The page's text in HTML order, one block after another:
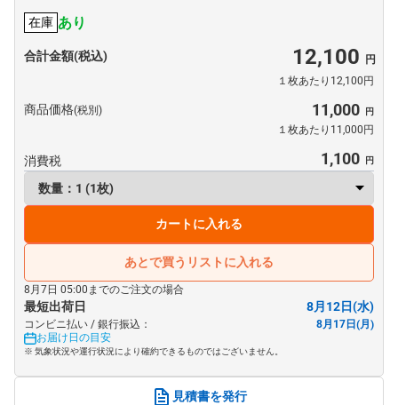
在庫 あり
合計金額(税込) 12,100
１枚あたり12,100円
商品価格(税別) 11,000
１枚あたり11,000円
消費税 1,100
カートに入れる
あとで買うリストに入れる
8月7日 05:00までのご注文の場合
最短出荷日 8月12日(水)
コンビニ払い / 銀行振込：
8月17日(月)
お届け日の目安
※ 気象状況や運行状況により確約できるものではございません。
見積書を発行